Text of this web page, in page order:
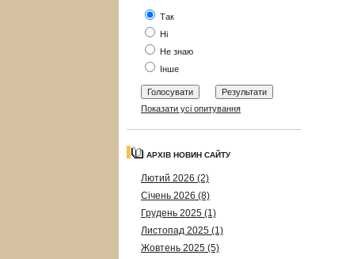
Так
Ні
Не знаю
Інше
Показати усі опитування
АРХІВ НОВИН САЙТУ
Лютий 2026 (2)
Січень 2026 (8)
Грудень 2025 (1)
Листопад 2025 (1)
Жовтень 2025 (5)